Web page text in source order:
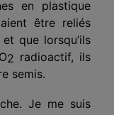
en plastique
être reliés
que lorsqu’ils
2 radioactif, ils
semis.
Je me suis